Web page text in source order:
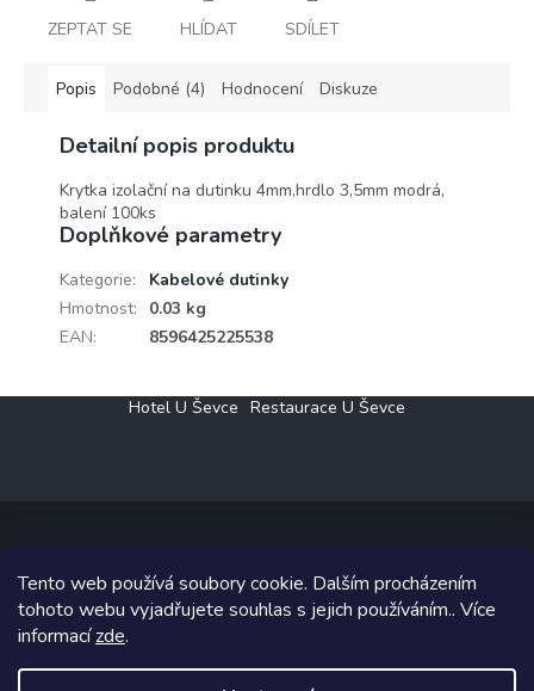
Tento web používá soubory cookie. Dalším procházením
tohoto webu vyjadřujete souhlas s jejich používáním.. Více
informacízde.
ZEPTAT SE HLÍDAT SDÍLET
Popis Podobné (4) Hodnocení Diskuze
Detailní popis produktu
Krytka izolační na dutinku 4mm,hrdlo 3,5mm modrá,
balení 100ks
Doplňkové parametry
Kategorie:
Kabelové dutinky
Hmotnost:
0.03 kg
EAN: 8596425225538
Hotel U Ševce Restaurace U Ševce
Copyright 2026Elektro Klesný s.r.o.. Všechna práva vyhrazena.
Grafický návrh vytvořil a na Shoptet implementoval
Shoptetak.cz.